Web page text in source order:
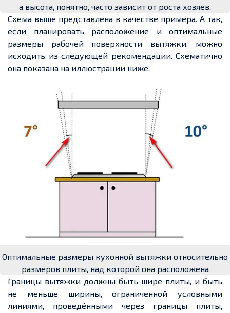
а высота, понятно, часто зависит от роста хозяев.
Схема выше представлена в качестве примера. А так,
если планировать расположение и оптимальные
размеры рабочей поверхности вытяжки, можно
исходить из следующей рекомендации. Схематично
она показана на иллюстрации ниже.
Оптимальные размеры кухонной вытяжки относительно
размеров плиты, над которой она расположена
Границы вытяжки должны быть шире плиты, и быть
не меньше ширины, ограниченной условными
линиями, проведёнными через границы плиты,